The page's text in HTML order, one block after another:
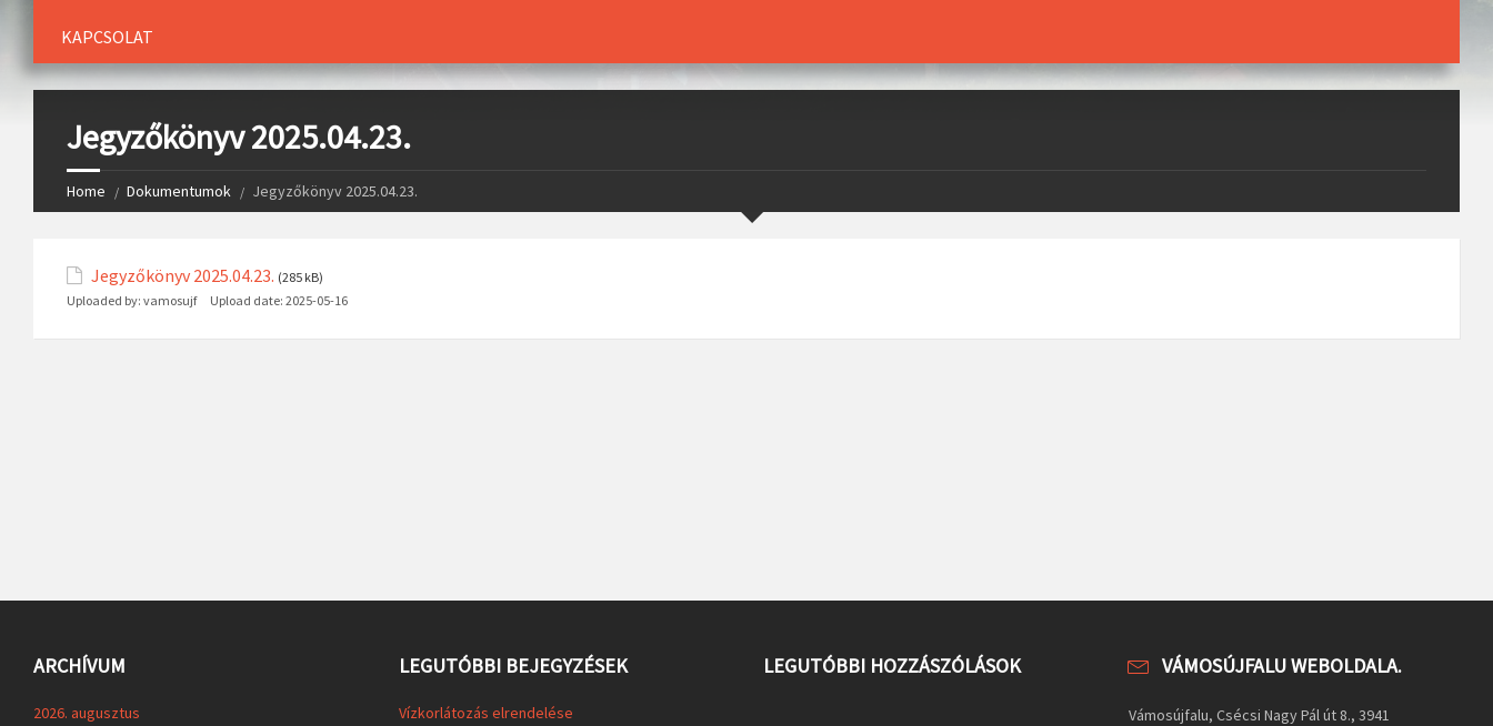
KAPCSOLAT
Jegyzőkönyv 2025.04.23.
Home Dokumentumok Jegyzőkönyv 2025.04.23.
Jegyzőkönyv 2025.04.23. (285 kB)
Uploaded by: vamosujf Upload date: 2025-05-16
ARCHÍVUM
2026. augusztus
LEGUTÓBBI BEJEGYZÉSEK
Vízkorlátozás elrendelése
LEGUTÓBBI HOZZÁSZÓLÁSOK VÁMOSÚJFALU WEBOLDALA.
Vámosújfalu, Csécsi Nagy Pál út 8., 3941